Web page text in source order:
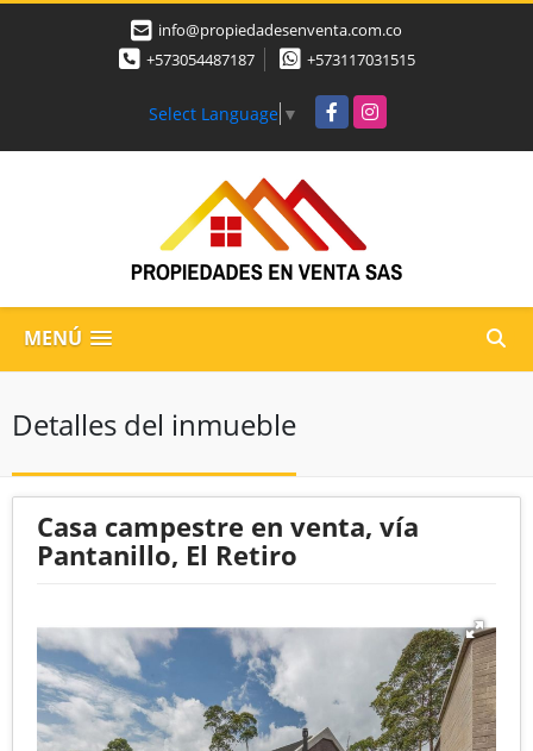
info@propiedadesenventa.com.co
+573054487187
+573117031515
Select Language ▼ FacebookInstagram
MENÚ
Detalles del inmueble
Casa campestre en venta, vía
Pantanillo, El Retiro